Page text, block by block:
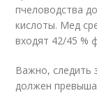
пчеловодства
кислоты. Мед
входят 42/45 %
Важно, следить
должен